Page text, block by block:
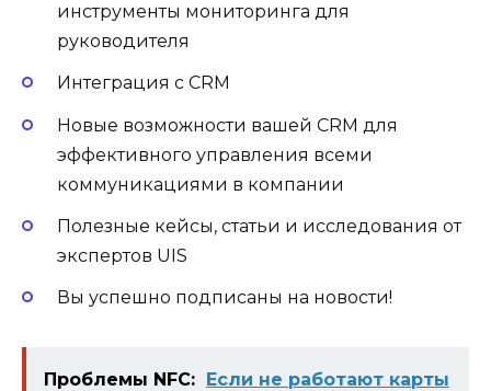
инструменты мониторинга для
руководителя
Интеграция с CRM
Новые возможности вашей CRM для
эффективного управления всеми
коммуникациями в компании
Полезные кейсы, статьи и исследования от
экспертов UIS
Вы успешно подписаны на новости!
Проблемы NFC: Если не работают карты